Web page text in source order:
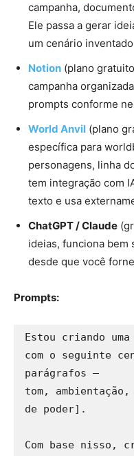
campanha,
Ele passa a gerar
um cenário
Notion (plano
campanha
prompts conforme
World Anvil (plano
específica para
personagens, linha
tem integração com
texto e usa
ChatGPT / Claude
ideias, funciona
desde que você
Prompts:
Estou criando
com o seguinte
parágrafos —
tom,
de poder].
Com base nisso,